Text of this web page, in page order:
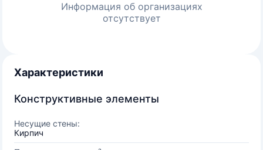
Информация об организациях
отсутствует
Характеристики
Конструктивные элементы
Несущие стены:
Кирпич